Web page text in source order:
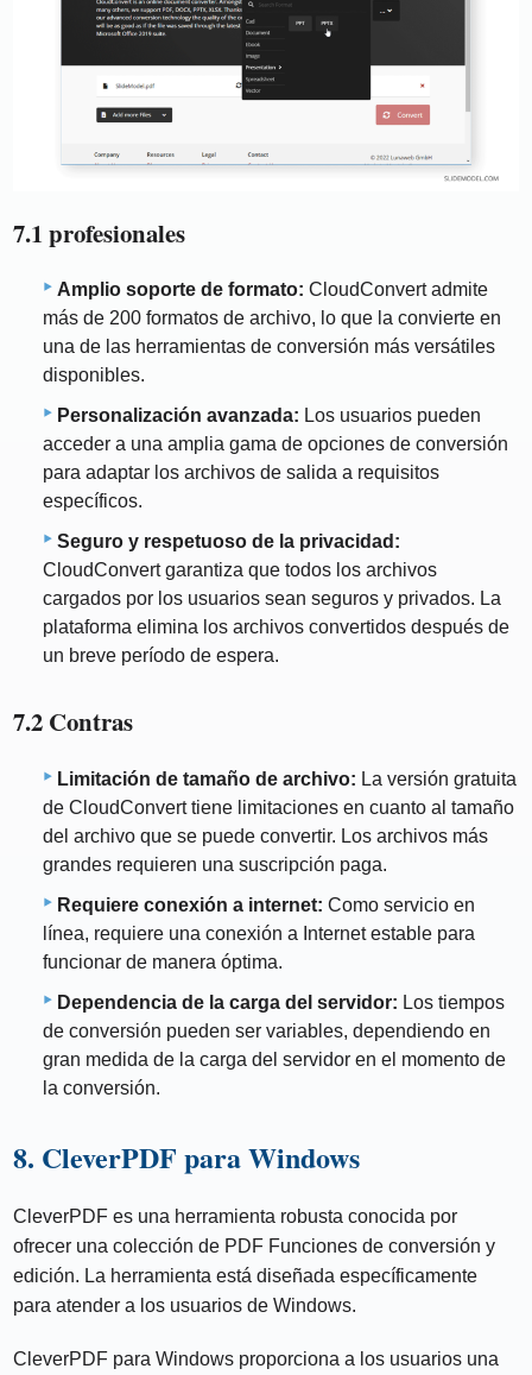
7.1 profesionales
Amplio soporte de formato: CloudConvert admite
más de 200 formatos de archivo, lo que la convierte en
una de las herramientas de conversión más versátiles
disponibles.
Personalización avanzada: Los usuarios pueden
acceder a una amplia gama de opciones de conversión
para adaptar los archivos de salida a requisitos
específicos.
Seguro y respetuoso de la privacidad:
CloudConvert garantiza que todos los archivos
cargados por los usuarios sean seguros y privados. La
plataforma elimina los archivos convertidos después de
un breve período de espera.
7.2 Contras
Limitación de tamaño de archivo: La versión gratuita
de CloudConvert tiene limitaciones en cuanto al tamaño
del archivo que se puede convertir. Los archivos más
grandes requieren una suscripción paga.
Requiere conexión a internet: Como servicio en
línea, requiere una conexión a Internet estable para
funcionar de manera óptima.
Dependencia de la carga del servidor: Los tiempos
de conversión pueden ser variables, dependiendo en
gran medida de la carga del servidor en el momento de
la conversión.
8. CleverPDF para Windows
CleverPDF es una herramienta robusta conocida por
ofrecer una colección de PDF Funciones de conversión y
edición. La herramienta está diseñada específicamente
para atender a los usuarios de Windows.
CleverPDF para Windows proporciona a los usuarios una